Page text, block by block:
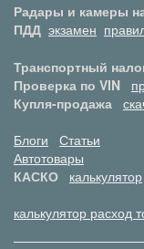
Радары и камеры
ПДД экзамен
Транспортный
Проверка по VIN
Купля-продажа
Блоги
Статьи
Автотовары
КАСКО
калькулятор
калькулятор расход